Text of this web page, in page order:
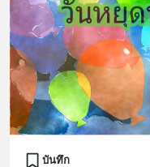
บันทึก